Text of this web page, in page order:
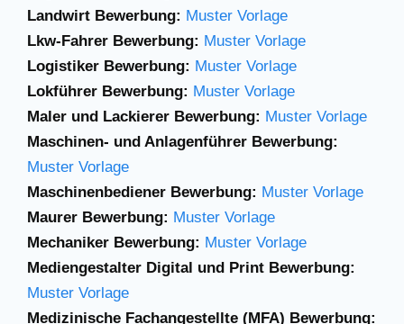
Landwirt Bewerbung: Muster Vorlage
Lkw-Fahrer Bewerbung: Muster Vorlage
Logistiker Bewerbung: Muster Vorlage
Lokführer Bewerbung: Muster Vorlage
Maler und Lackierer Bewerbung: Muster Vorlage
Maschinen- und Anlagenführer Bewerbung:
Muster Vorlage
Maschinenbediener Bewerbung: Muster Vorlage
Maurer Bewerbung: Muster Vorlage
Mechaniker Bewerbung: Muster Vorlage
Mediengestalter Digital und Print Bewerbung:
Muster Vorlage
Medizinische Fachangestellte (MFA) Bewerbung: